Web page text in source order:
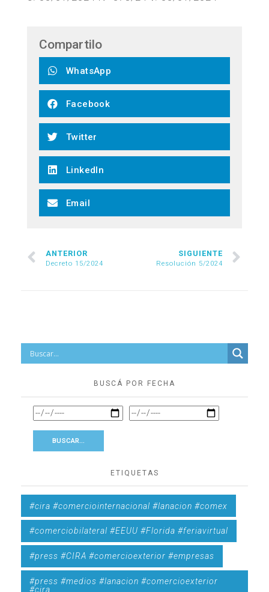
Compartilo
WhatsApp
Facebook
Twitter
LinkedIn
Email
ANTERIOR
Decreto 15/2024
SIGUIENTE
Resolución 5/2024
BUSCÁ POR FECHA
ETIQUETAS
#cira #comerciointernacional #lanacion #comex
#comerciobilateral #EEUU #Florida #feriavirtual
#press #CIRA #comercioexterior #empresas
#press #medios #lanacion #comercioexterior
#cira